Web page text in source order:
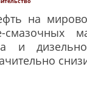
на
смазочных
и